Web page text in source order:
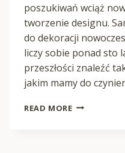
poszukiwań wciąż
tworzenie designu.
do dekoracji
liczy sobie ponad sto
przeszłości znaleźć
jakim mamy do
READ MOREPLAKATY